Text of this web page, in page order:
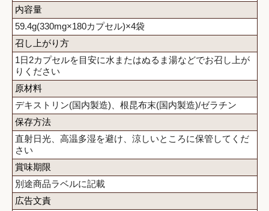
内容量
59.4g(330mg×180カプセル)×4袋
召し上がり方
1日2カプセルを目安に水またはぬるま湯などでお召し上が
りください
原材料
デキストリン(国内製造)、根昆布末(国内製造)/ゼラチン
保存方法
直射日光、高温多湿を避け、涼しいところに保管してくだ
さい
賞味期限
別途商品ラベルに記載
広告文責